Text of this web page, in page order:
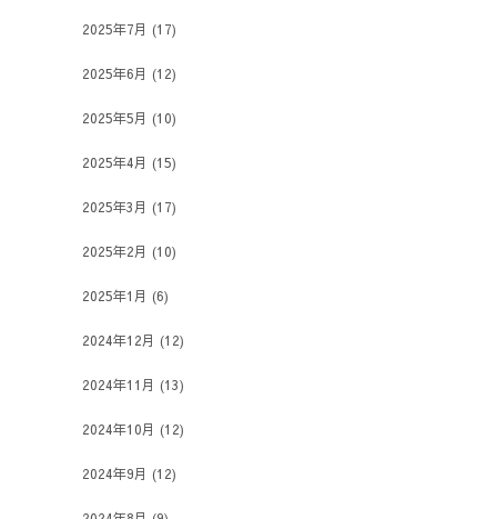
2025年7月 (17)
2025年6月 (12)
2025年5月 (10)
2025年4月 (15)
2025年3月 (17)
2025年2月 (10)
2025年1月 (6)
2024年12月 (12)
2024年11月 (13)
2024年10月 (12)
2024年9月 (12)